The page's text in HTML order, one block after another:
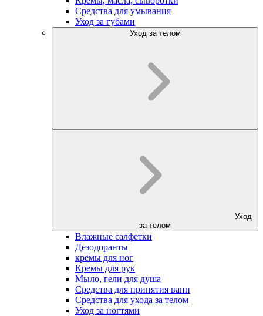
Средства для умывания
Уход за губами
Уход за телом
Уход
за телом
Влажные салфетки
Дезодоранты
кремы для ног
Кремы для рук
Мыло, гели для душа
Средства для принятия ванн
Средства для ухода за телом
Уход за ногтями